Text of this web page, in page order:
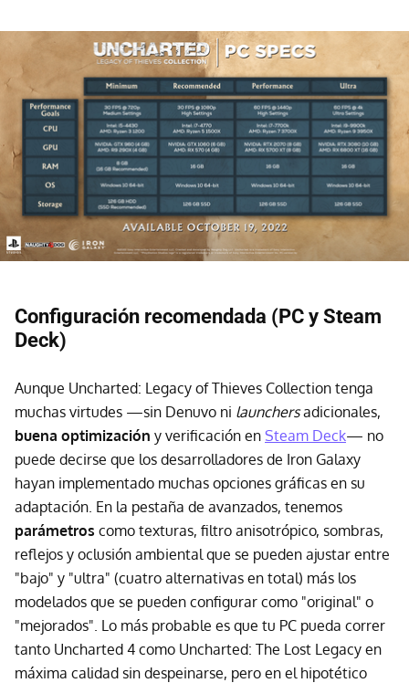
Configuración recomendada (PC y Steam
Deck)
Aunque Uncharted: Legacy of Thieves Collection tenga
muchas virtudes —sin Denuvo ni launchersadicionales,
buena optimización y verificación en Steam Deck— no
puede decirse que los desarrolladores de Iron Galaxy
hayan implementado muchas opciones gráficas en su
adaptación. En la pestaña de avanzados, tenemos
parámetros como texturas, filtro anisotrópico, sombras,
reflejos y oclusión ambiental que se pueden ajustar entre
"bajo" y "ultra" (cuatro alternativas en total) más los
modelados que se pueden configurar como "original" o
"mejorados". Lo más probable es que tu PC pueda correr
tanto Uncharted 4 como Uncharted: The Lost Legacy en
máxima calidad sin despeinarse, pero en el hipotético